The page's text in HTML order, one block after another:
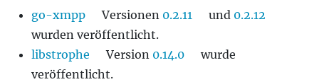
go-xmpp Versionen 0.2.11 und 0.2.12
wurden veröffentlicht.
libstrophe
Version 0.14.0
wurde
veröffentlicht.